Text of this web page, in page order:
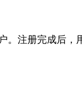
。注册完成后